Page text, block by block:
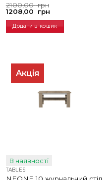
2100,00грн
Оригінальна
ціна:
2100,00
грн.
1208,00 грн
Поточна
ціна:
1208,00
грн.
Додати в кошик
Акція
В наявності
TABLES
NEONE 10 журнальний стіл